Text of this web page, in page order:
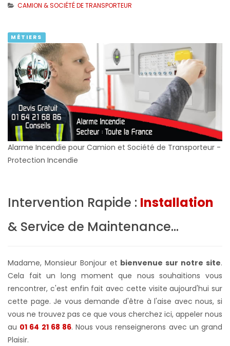
CAMION & SOCIÉTÉ DE TRANSPORTEUR
MÉTIERS
Alarme Incendie pour Camion et Société de Transporteur -
Protection Incendie
Intervention Rapide : Installation
& Service de Maintenance...
Madame, Monsieur Bonjour et bienvenue sur notre site.
Cela fait un long moment que nous souhaitions vous
rencontrer, c'est enfin fait avec cette visite aujourd'hui sur
cette page. Je vous demande d'être à l'aise avec nous, si
vous ne trouvez pas ce que vous cherchez ici, appeler nous
au 01 64 21 68 86. Nous vous renseignerons avec un grand
Plaisir.